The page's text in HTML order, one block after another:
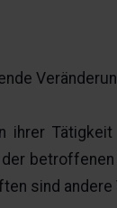
ihrer
sind